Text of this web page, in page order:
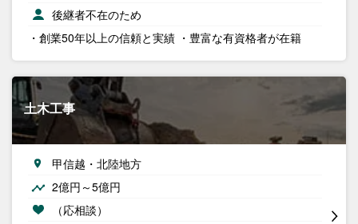
後継者不在のため
・創業50年以上の信頼と実績 ・豊富な有資格者が在籍
土木工事
甲信越・北陸地方
2億円～5億円
（応相談）